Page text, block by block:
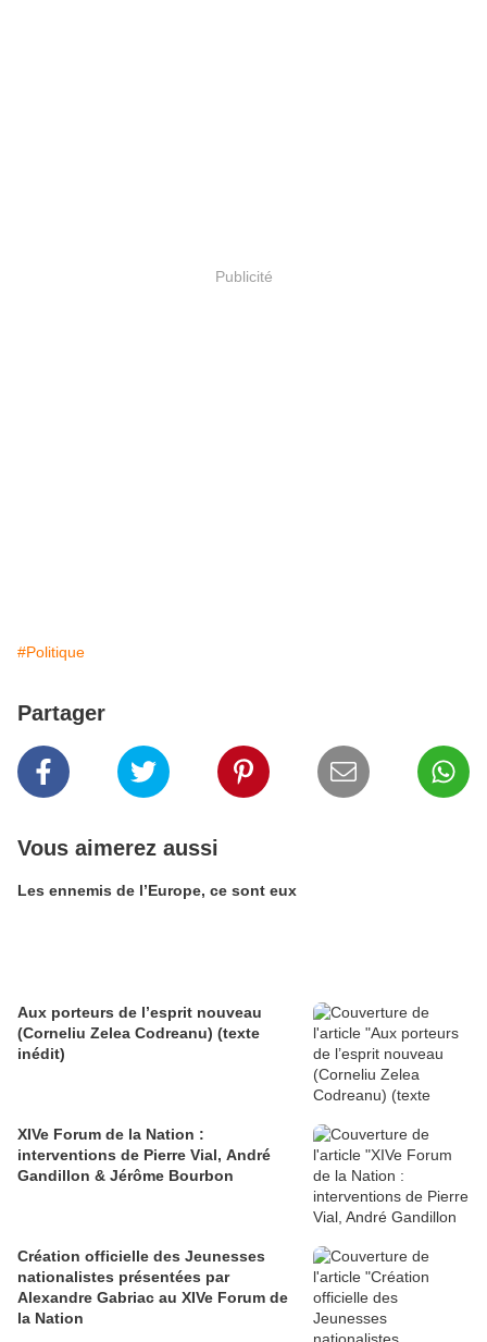
Publicité
#Politique
Partager
Vous aimerez aussi
Les ennemis de l’Europe, ce sont eux
Aux porteurs de l’esprit nouveau
(Corneliu Zelea Codreanu) (texte
inédit)
XIVe Forum de la Nation :
interventions de Pierre Vial, André
Gandillon & Jérôme Bourbon
Création officielle des Jeunesses
nationalistes présentées par
Alexandre Gabriac au XIVe Forum de
la Nation